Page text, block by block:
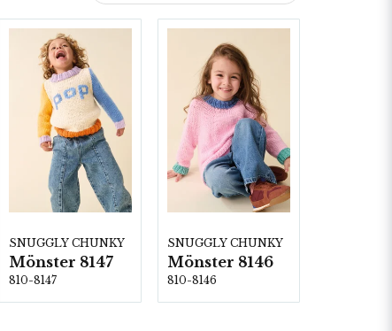
SNUGGLY CHUNKY
Mönster 8147
810-8147
SNUGGLY CHUNKY
Mönster 8146
810-8146